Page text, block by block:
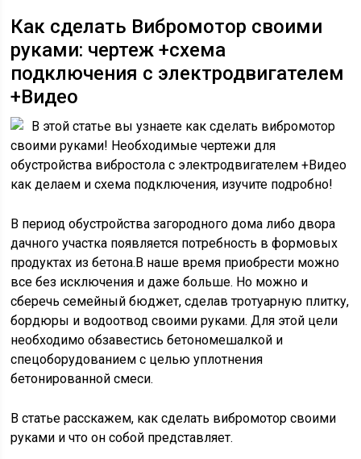
Как сделать Вибромотор своими
руками: чертеж +схема
подключения с электродвигателем
+Видео
В этой статье вы узнаете как сделать вибромотор
своими руками! Необходимые чертежи для
обустройства вибростола с электродвигателем +Видео
как делаем и схема подключения, изучите подробно!
В период обустройства загородного дома либо двора
дачного участка появляется потребность в формовых
продуктах из бетона.В наше время приобрести можно
все без исключения и даже больше. Но можно и
сберечь семейный бюджет, сделав тротуарную плитку,
бордюры и водоотвод своими руками. Для этой цели
необходимо обзавестись бетономешалкой и
спецоборудованием с целью уплотнения
бетонированной смеси.
В статье расскажем, как сделать вибромотор своими
руками и что он собой представляет.